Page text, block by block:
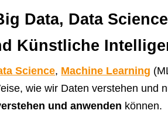
Data, Data
Künstliche
Science, Machine Learning
wie wir Daten verstehen und
und anwenden können.